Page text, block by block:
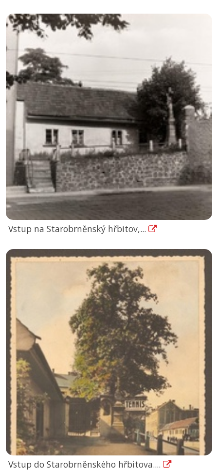
Vstup na Starobrněnský hřbitov,...
Vstup do Starobrněnského hřbitova....